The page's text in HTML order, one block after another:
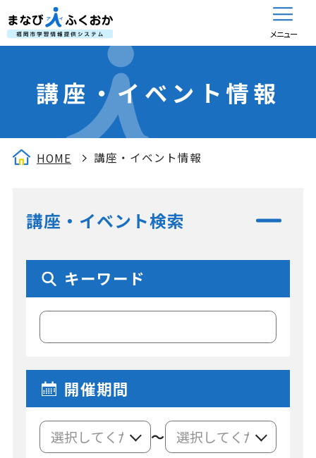
メニュー
講座・イベント情報
HOME 講座・イベント情報
講座・イベント検索
キーワード
開催期間
～